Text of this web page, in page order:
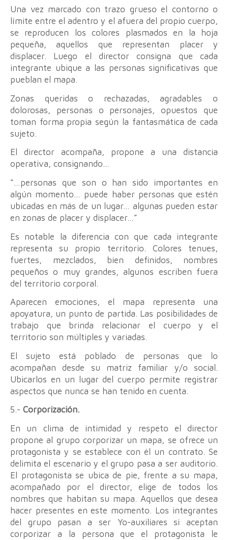
Una vez marcado con trazo grueso el contorno o
límite entre el adentro y el afuera del propio cuerpo,
se reproducen los colores plasmados en la hoja
pequeña, aquellos que representan placer y
displacer. Luego el director consigna que cada
integrante ubique a las personas significativas que
pueblan el mapa.
Zonas queridas o rechazadas, agradables o
dolorosas, personas o personajes, opuestos que
toman forma propia según la fantasmática de cada
sujeto.
El director acompaña, propone a una distancia
operativa, consignando…
“…personas que son o han sido importantes en
algún momento… puede haber personas que estén
ubicadas en más de un lugar… algunas pueden estar
en zonas de placer y displacer…”
Es notable la diferencia con que cada integrante
representa su propio territorio. Colores tenues,
fuertes, mezclados, bien definidos, nombres
pequeños o muy grandes, algunos escriben fuera
del territorio corporal.
Aparecen emociones, el mapa representa una
apoyatura, un punto de partida. Las posibilidades de
trabajo que brinda relacionar el cuerpo y el
territorio son múltiples y variadas.
El sujeto está poblado de personas que lo
acompañan desde su matriz familiar y/o social.
Ubicarlos en un lugar del cuerpo permite registrar
aspectos que nunca se han tenido en cuenta.
5.- Corporización.
En un clima de intimidad y respeto el director
propone al grupo corporizar un mapa, se ofrece un
protagonista y se establece con él un contrato. Se
delimita el escenario y el grupo pasa a ser auditorio.
El protagonista se ubica de pie, frente a su mapa,
acompañado por el director, elige de todos los
nombres que habitan su mapa. Aquellos que desea
hacer presentes en este momento. Los integrantes
del grupo pasan a ser Yo-auxiliares si aceptan
corporizar a la persona que el protagonista le